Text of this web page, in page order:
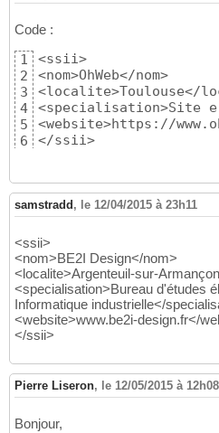
Code :
1
2
3
4
5
6
<ssii>
<nom>OhWeb</nom>
<localite>Toulouse</
<specialisation>Site
<website>https://
</ssii>
samstradd , le 12/04/2015 à 23h11
<ssii>
<nom>BE2I Design</nom>
<localite>Argenteuil-sur-
<specialisation>Bureau d'études
Informatique industrielle</
<website>www.be2i-design.fr</
</ssii>
Pierre Liseron, le 12/05/2015 à 12h08
Bonjour,